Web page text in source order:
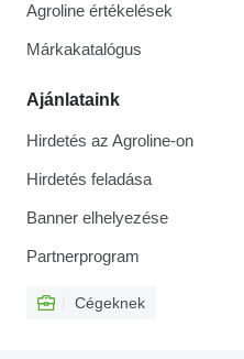
Agroline értékelések
Márkakatalógus
Ajánlataink
Hirdetés az Agroline-on
Hirdetés feladása
Banner elhelyezése
Partnerprogram
Cégeknek